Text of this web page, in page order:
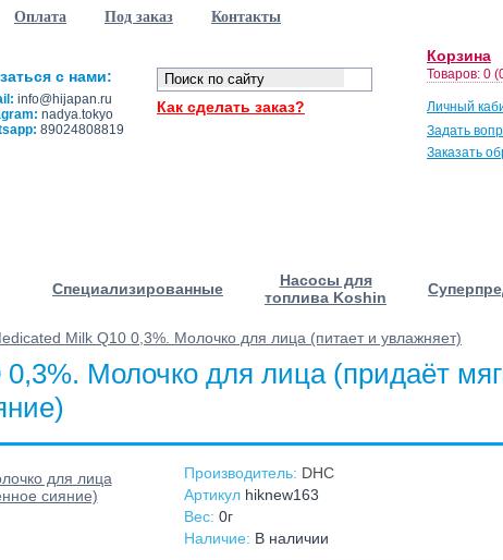
Оплата Под заказ Контакты
Корзина
Товаров: 0
Личный
Задать
Заказать
Как сделать заказ?
с нами:
info@hijapan.ru
nadya.tokyo
89024808819
Специализированные
Насосы для
топлива Koshin
Milk Q10 0,3%. Молочко для лица (питает и увлажняет)
Молочко для лица (придаёт
Производитель: DHC
Артикул hiknew163
Вес: 0г
Наличие: В наличии